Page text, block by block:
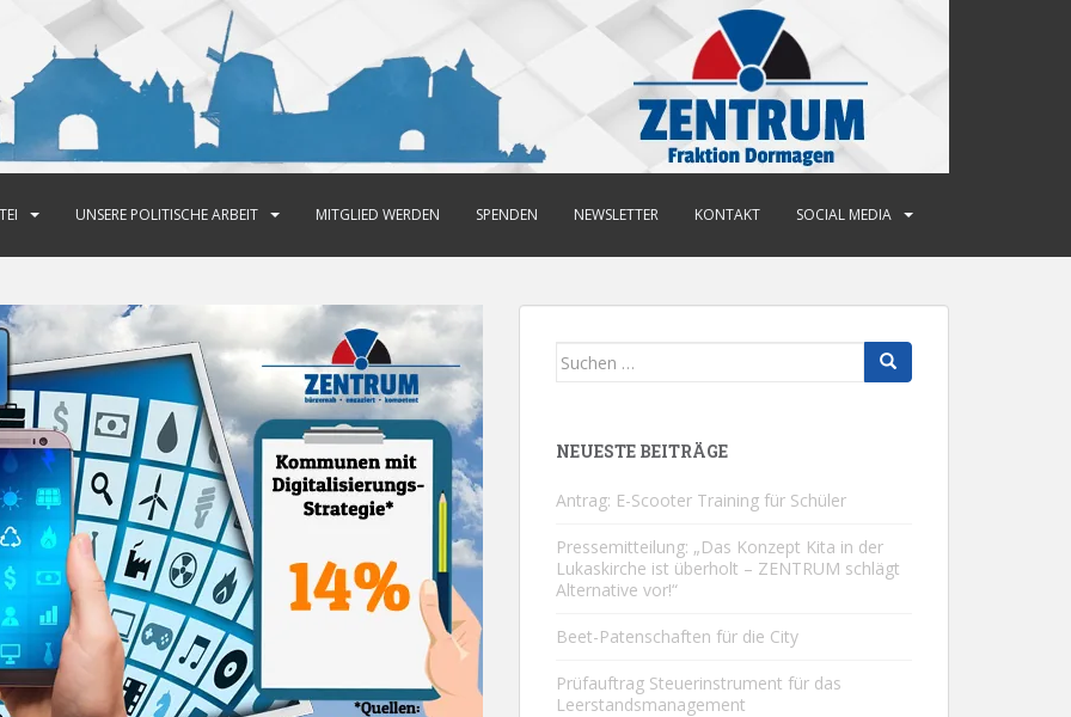
UNSERE POLITISCHE ARBEIT MITGLIED WERDEN SPENDEN NEWSLETTER KONTAKT SOCIAL MEDIA
Suchen
NEUESTE BEITRÄGE
Antrag: E-Scooter Training für Schüler
Pressemitteilung: „Das Konzept Kita in der
Lukaskirche ist überholt – ZENTRUM schlägt
Alternative vor!“
Beet-Patenschaften für die City
Prüfauftrag Steuerinstrument für das
Leerstandsmanagement